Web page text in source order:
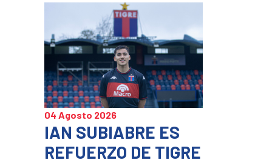
04 Agosto 2026
IAN SUBIABRE ES
REFUERZO DE TIGRE